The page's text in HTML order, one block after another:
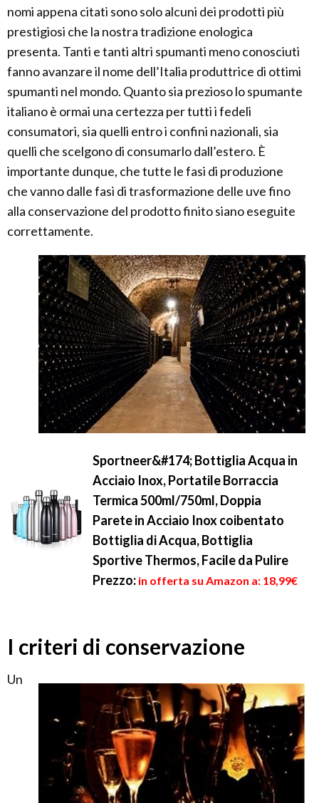
nomi appena citati sono solo alcuni dei prodotti più
prestigiosi che la nostra tradizione enologica
presenta. Tanti e tanti altri spumanti meno conosciuti
fanno avanzare il nome dell’Italia produttrice di ottimi
spumanti nel mondo. Quanto sia prezioso lo spumante
italiano è ormai una certezza per tutti i fedeli
consumatori, sia quelli entro i confini nazionali, sia
quelli che scelgono di consumarlo dall’estero. È
importante dunque, che tutte le fasi di produzione
che vanno dalle fasi di trasformazione delle uve fino
alla conservazione del prodotto finito siano eseguite
correttamente.
Sportneer&#174; Bottiglia Acqua in
Acciaio Inox, Portatile Borraccia
Termica 500ml/750ml, Doppia
Parete in Acciaio Inox coibentato
Bottiglia di Acqua, Bottiglia
Sportive Thermos, Facile da Pulire
Prezzo: in offerta su Amazon a: 18,99€
I criteri di conservazione
Un